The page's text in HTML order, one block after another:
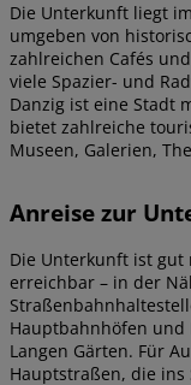
Die Unterkunft liegt
umgeben von
zahlreichen Cafés
viele Spazier- und
Danzig ist eine Stadt
bietet zahlreiche
Museen, Galerien,
Anreise zur
Die Unterkunft ist
erreichbar – in der
Hauptbahnhöfen und
Langen Gärten. Für
Hauptstraßen, die ins